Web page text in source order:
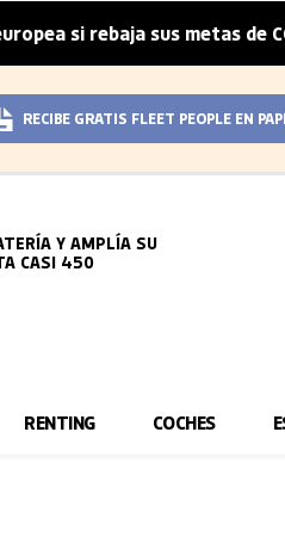
sus metas de CO₂ | La
RECIBE GRATIS FLEET PEOPLE EN
Y AMPLÍA SU
CASI 450
RENTING COCHES